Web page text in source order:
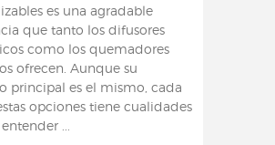
es una agradable
que tanto los difusores
como los quemadores
ofrecen. Aunque su
principal es el mismo, cada
opciones tiene cualidades
...